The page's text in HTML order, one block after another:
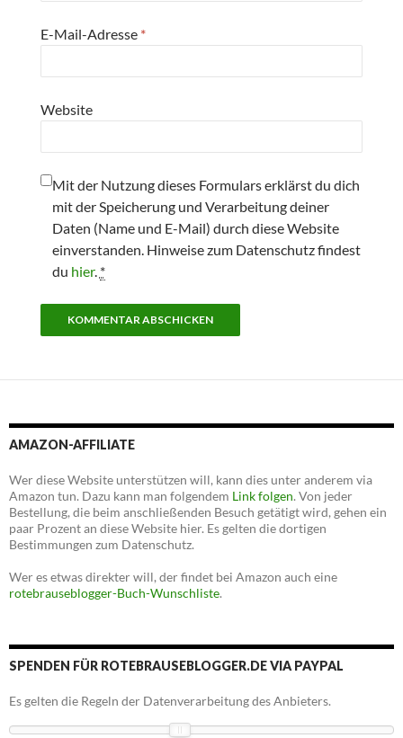
E-Mail-Adresse *
Website
Mit der Nutzung dieses Formulars erklärst du dich
mit der Speicherung und Verarbeitung deiner
Daten (Name und E-Mail) durch diese Website
einverstanden. Hinweise zum Datenschutz findest
du hier. *
AMAZON-AFFILIATE
Wer diese Website unterstützen will, kann dies unter anderem via
Amazon tun. Dazu kann man folgendem Link folgen. Von jeder
Bestellung, die beim anschließenden Besuch getätigt wird, gehen ein
paar Prozent an diese Website hier. Es gelten die dortigen
Bestimmungen zum Datenschutz.
Wer es etwas direkter will, der findet bei Amazon auch eine
rotebrauseblogger-Buch-Wunschliste.
SPENDEN FÜR ROTEBRAUSEBLOGGER.DE VIA PAYPAL
Es gelten die Regeln der Datenverarbeitung des Anbieters.